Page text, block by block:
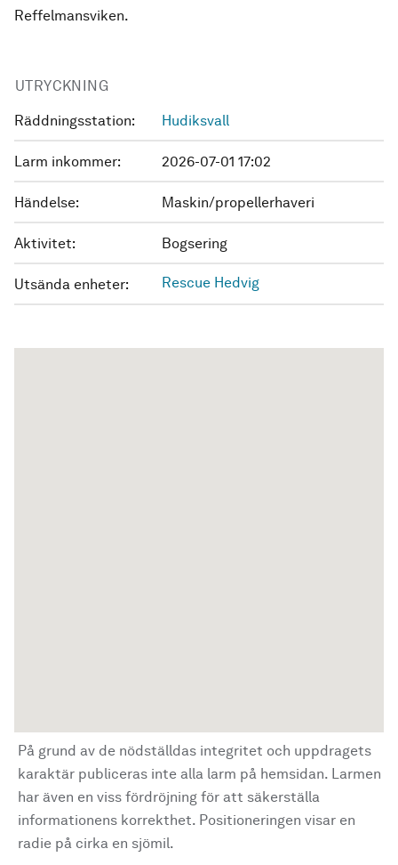
Reffelmansviken.
UTRYCKNING
Räddningsstation: Hudiksvall
Larm inkommer: 2026-07-01 17:02
Händelse: Maskin/propellerhaveri
Aktivitet: Bogsering
Utsända enheter: Rescue Hedvig
På grund av de nödställdas integritet och uppdragets
karaktär publiceras inte alla larm på hemsidan. Larmen
har även en viss fördröjning för att säkerställa
informationens korrekthet. Positioneringen visar en
radie på cirka en sjömil.